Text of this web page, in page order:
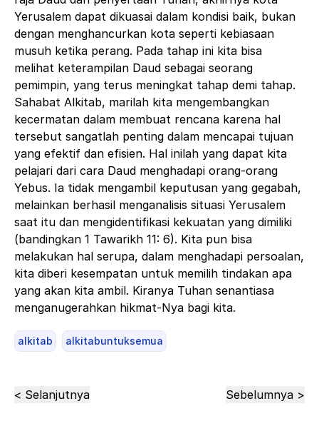
Yerusalem dapat dikuasai dalam kondisi baik, bukan
dengan menghancurkan kota seperti kebiasaan
musuh ketika perang. Pada tahap ini kita bisa
melihat keterampilan Daud sebagai seorang
pemimpin, yang terus meningkat tahap demi tahap.
Sahabat Alkitab, marilah kita mengembangkan
kecermatan dalam membuat rencana karena hal
tersebut sangatlah penting dalam mencapai tujuan
yang efektif dan efisien. Hal inilah yang dapat kita
pelajari dari cara Daud menghadapi orang-orang
Yebus. Ia tidak mengambil keputusan yang gegabah,
melainkan berhasil menganalisis situasi Yerusalem
saat itu dan mengidentifikasi kekuatan yang dimiliki
(bandingkan 1 Tawarikh 11: 6). Kita pun bisa
melakukan hal serupa, dalam menghadapi persoalan,
kita diberi kesempatan untuk memilih tindakan apa
yang akan kita ambil. Kiranya Tuhan senantiasa
menganugerahkan hikmat-Nya bagi kita.
alkitab alkitabuntuksemua
< Selanjutnya Sebelumnya >